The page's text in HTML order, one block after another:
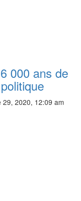
000 ans de
29, 2020, 12:09 am